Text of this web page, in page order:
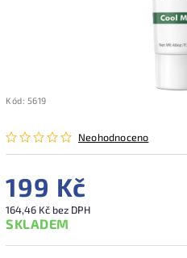
Kód: 5619
Neohodnoceno
199 Kč
164,46 Kč bez DPH
SKLADEM